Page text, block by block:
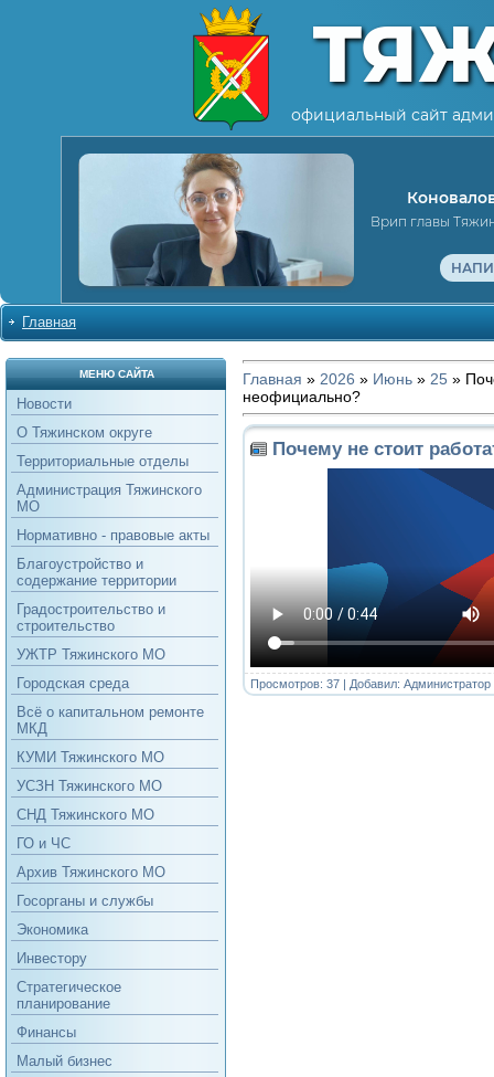
официальный сайт
Врип главы
Главная
МЕНЮ САЙТА
Новости
О Тяжинском округе
Территориальные отделы
Администрация Тяжинского
МО
Нормативно - правовые акты
Благоустройство и
содержание территории
Градостроительство и
строительство
УЖТР Тяжинского МО
Городская среда
Всё о капитальном ремонте
МКД
КУМИ Тяжинского МО
УСЗН Тяжинского МО
СНД Тяжинского МО
ГО и ЧС
Архив Тяжинского МО
Госорганы и службы
Экономика
Инвестору
Стратегическое
планирование
Финансы
Малый бизнес
Главная » 2026 » Июнь » 25 »
неофициально?
Почему не стоит
Просмотров: 37 | Добавил: Администратор